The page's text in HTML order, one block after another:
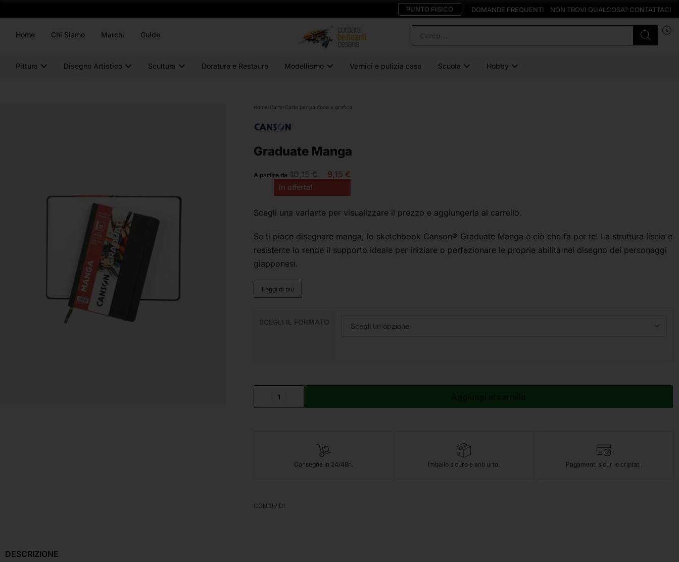
PUNTO FISICO DOMANDE FREQUENTI NON TROVI QUALCOSA? CONTATTACI
Home Chi Siamo Marchi Guide 0
Pittura Disegno Artistico Scultura Doratura e Restauro Modellismo Vernici e pulizia casa Scuola Hobby
Home›Carta›Carta per pantone e grafica
Graduate Manga
A partire da 10,15€ 9,15 €
In offerta!
Scegli una variante per visualizzare il prezzo e aggiungerla al carrello.
Se ti piace disegnare manga, lo sketchbook Canson® Graduate Manga è ciò che fa per te! La struttura liscia e
resistente lo rende il supporto ideale per iniziare o perfezionare le proprie abilità nel disegno dei personaggi
giapponesi.
Leggi di più
SCEGLI IL FORMATO
Consegne in 24/48h. Imballo sicuro e anti urto. Pagamenti sicuri e criptati.
CONDIVIDI
DESCRIZIONE